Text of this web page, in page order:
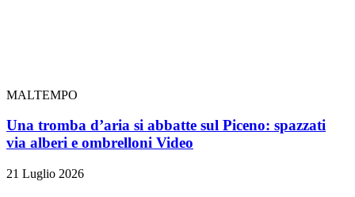
MALTEMPO
Una tromba d’aria si abbatte sul Piceno: spazzati
via alberi e ombrelloni Video
21 Luglio 2026